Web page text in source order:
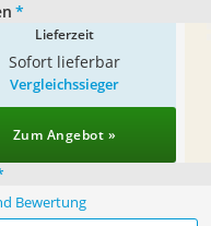
*
Lieferzeit
Sofort lieferbar
Vergleichssieger
Zum Angebot »
Bewertung